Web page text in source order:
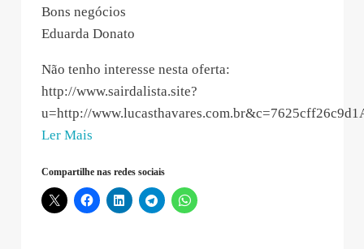
Bons negócios
Eduarda Donato
Não tenho interesse nesta oferta:
http://www.sairdalista.site?
u=http://
Ler Mais
–
2018-
Compartilhe nas redes sociais